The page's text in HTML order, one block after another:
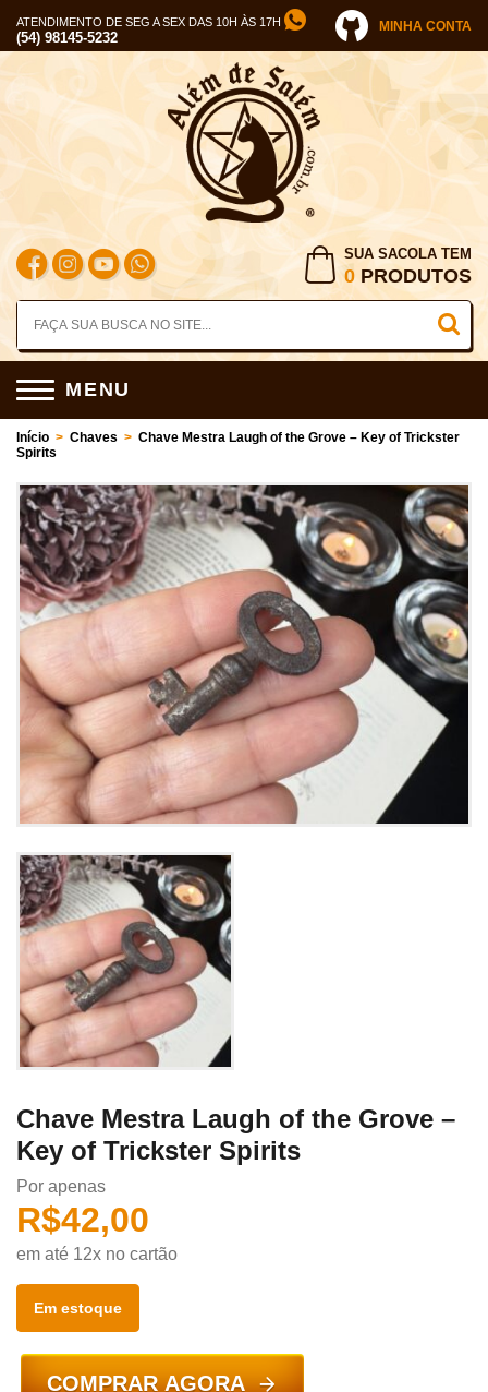
ATENDIMENTO DE SEG A SEX DAS 10H ÀS 17H
(54) 98145-5232
MINHA CONTA
SUA SACOLA TEM
0 PRODUTOS
MENU
Início > Chaves > Chave Mestra Laugh of the Grove – Key of Trickster
Spirits
Chave Mestra Laugh of the Grove –
Key of Trickster Spirits
Por apenas
R$42,00
em até 12x no cartão
Em estoque
COMPRAR AGORA